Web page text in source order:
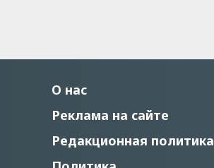
О нас
Реклама на сайте
Редакционная политика